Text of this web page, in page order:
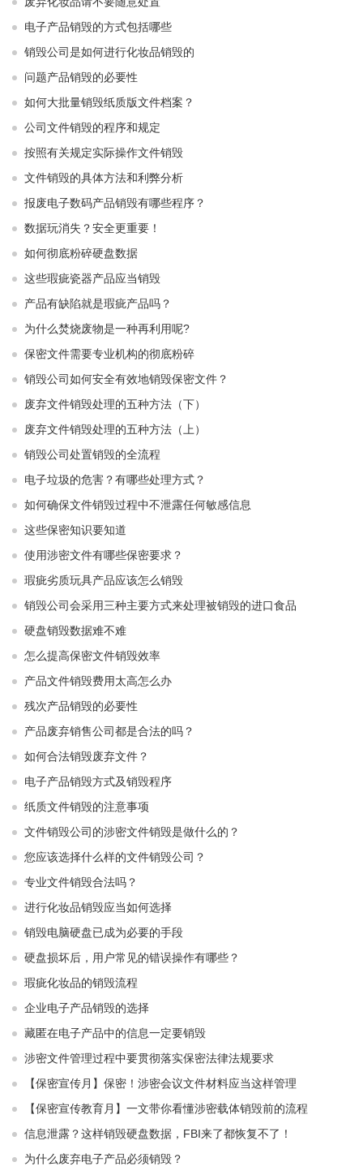
电子产品销毁的方式包括哪些
销毁公司是如何进行化妆品销毁的
问题产品销毁的必要性
如何大批量销毁纸质版文件档案？
公司文件销毁的程序和规定
按照有关规定实际操作文件销毁
文件销毁的具体方法和利弊分析
报废电子数码产品销毁有哪些程序？
数据玩消失？安全更重要！
如何彻底粉碎硬盘数据
这些瑕疵瓷器产品应当销毁
产品有缺陷就是瑕疵产品吗？
为什么焚烧废物是一种再利用呢?
保密文件需要专业机构的彻底粉碎
销毁公司如何安全有效地销毁保密文件？
废弃文件销毁处理的五种方法（下）
废弃文件销毁处理的五种方法（上）
销毁公司处置销毁的全流程
电子垃圾的危害？有哪些处理方式？
如何确保文件销毁过程中不泄露任何敏感信息
这些保密知识要知道
使用涉密文件有哪些保密要求？
瑕疵劣质玩具产品应该怎么销毁
销毁公司会采用三种主要方式来处理被销毁的进口食品
硬盘销毁数据难不难
怎么提高保密文件销毁效率
产品文件销毁费用太高怎么办
残次产品销毁的必要性
产品废弃销售公司都是合法的吗？
如何合法销毁废弃文件？
电子产品销毁方式及销毁程序
纸质文件销毁的注意事项
文件销毁公司的涉密文件销毁是做什么的？
您应该选择什么样的文件销毁公司？
专业文件销毁合法吗？
进行化妆品销毁应当如何选择
销毁电脑硬盘已成为必要的手段
硬盘损坏后，用户常见的错误操作有哪些？
瑕疵化妆品的销毁流程
企业电子产品销毁的选择
藏匿在电子产品中的信息一定要销毁
涉密文件管理过程中要贯彻落实保密法律法规要求
【保密宣传月】保密！涉密会议文件材料应当这样管理
【保密宣传教育月】一文带你看懂涉密载体销毁前的流程
信息泄露？这样销毁硬盘数据，FBI来了都恢复不了！
为什么废弃电子产品必须销毁？